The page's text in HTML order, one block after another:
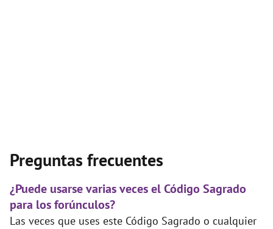
Preguntas frecuentes
¿Puede usarse varias veces el Código Sagrado
para los forúnculos?
Las veces que uses este Código Sagrado o cualquier